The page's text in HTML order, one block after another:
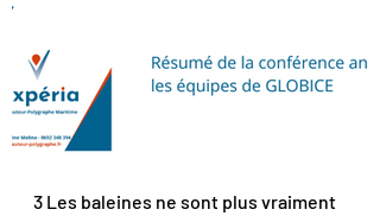
3 Les baleines ne sont plus vraiment